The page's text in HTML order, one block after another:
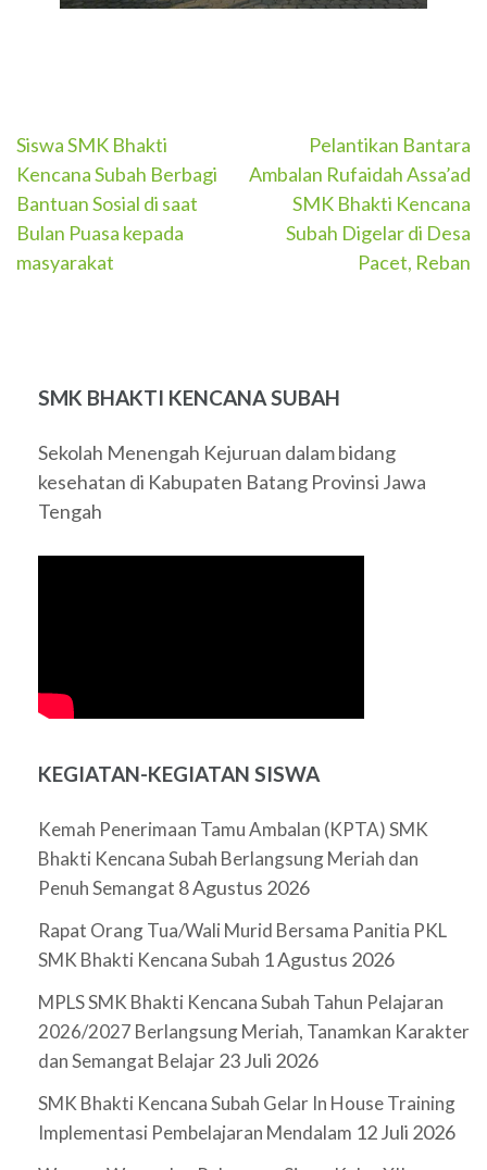
Navigasi
pos
Siswa SMK Bhakti
Kencana Subah Berbagi
Bantuan Sosial di saat
Bulan Puasa kepada
masyarakat
Pelantikan Bantara
Ambalan Rufaidah Assa’ad
SMK Bhakti Kencana
Subah Digelar di Desa
Pacet, Reban
SMK BHAKTI KENCANA SUBAH
Sekolah Menengah Kejuruan dalam bidang
kesehatan di Kabupaten Batang Provinsi Jawa
Tengah
KEGIATAN-KEGIATAN SISWA
Kemah Penerimaan Tamu Ambalan (KPTA) SMK
Bhakti Kencana Subah Berlangsung Meriah dan
Penuh Semangat 8 Agustus 2026
Rapat Orang Tua/Wali Murid Bersama Panitia PKL
SMK Bhakti Kencana Subah 1 Agustus 2026
MPLS SMK Bhakti Kencana Subah Tahun Pelajaran
2026/2027 Berlangsung Meriah, Tanamkan Karakter
dan Semangat Belajar23 Juli 2026
SMK Bhakti Kencana Subah Gelar In House Training
Implementasi Pembelajaran Mendalam 12 Juli 2026